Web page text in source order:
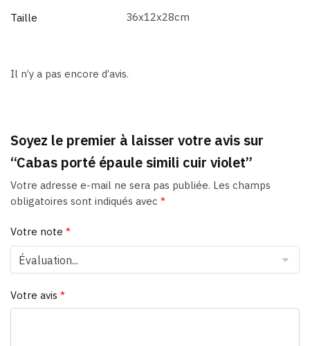
Taille
36x12x28cm
Il n’y a pas encore d’avis.
Soyez le premier à laisser votre avis sur
“Cabas porté épaule simili cuir violet”
Votre adresse e-mail ne sera pas publiée. Les champs
obligatoires sont indiqués avec *
Votre note *
Votre avis *